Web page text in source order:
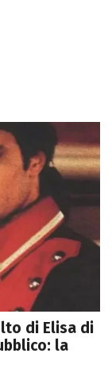
di Elisa di
la